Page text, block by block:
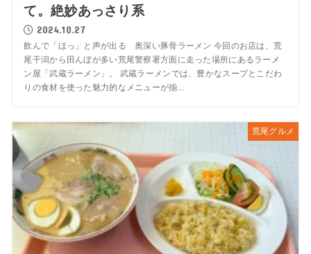
て。絶妙あっさり系
2024.10.27
飲んで「ほっ」と声が出る 奥深い豚骨ラーメン 今回のお店は、荒
尾干潟から田んぼが多い荒尾警察署方面に走った場所にあるラーメ
ン屋「武蔵ラーメン」。 武蔵ラーメンでは、豊かなスープとこだわ
りの食材を使った魅力的なメニューが揃...
荒尾グルメ